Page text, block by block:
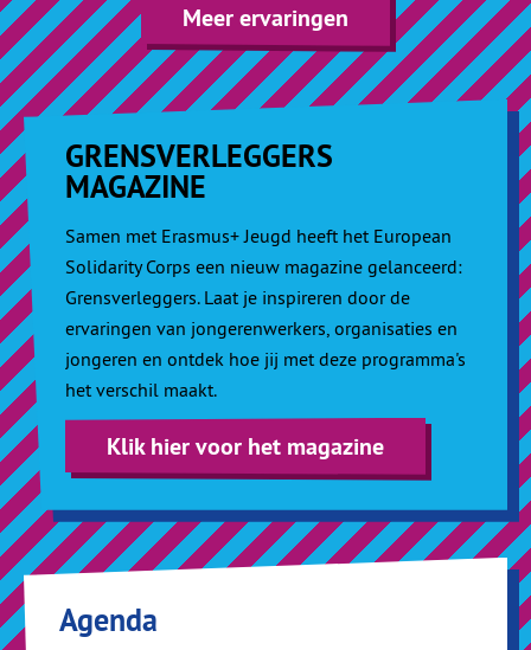
Meer ervaringen
GRENSVERLEGGERS
MAGAZINE
Samen met Erasmus+ Jeugd heeft het European
Solidarity Corps een nieuw magazine gelanceerd:
Grensverleggers. Laat je inspireren door de
ervaringen van jongerenwerkers, organisaties en
jongeren en ontdek hoe jij met deze programma's
het verschil maakt.
Klik hier voor het magazine
Agenda